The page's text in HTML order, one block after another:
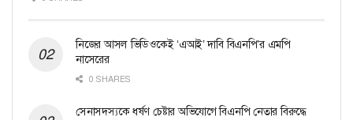
নিজের আসল ভিডিওকেই ‘এআই’ দাবি বিএনপি’র এমপি
নাসেরের
0 SHARES
সেনাসদস্যকে ধর্ষণ চেষ্টার অভিযোগে বিএনপি নেতার বিরুদ্ধে